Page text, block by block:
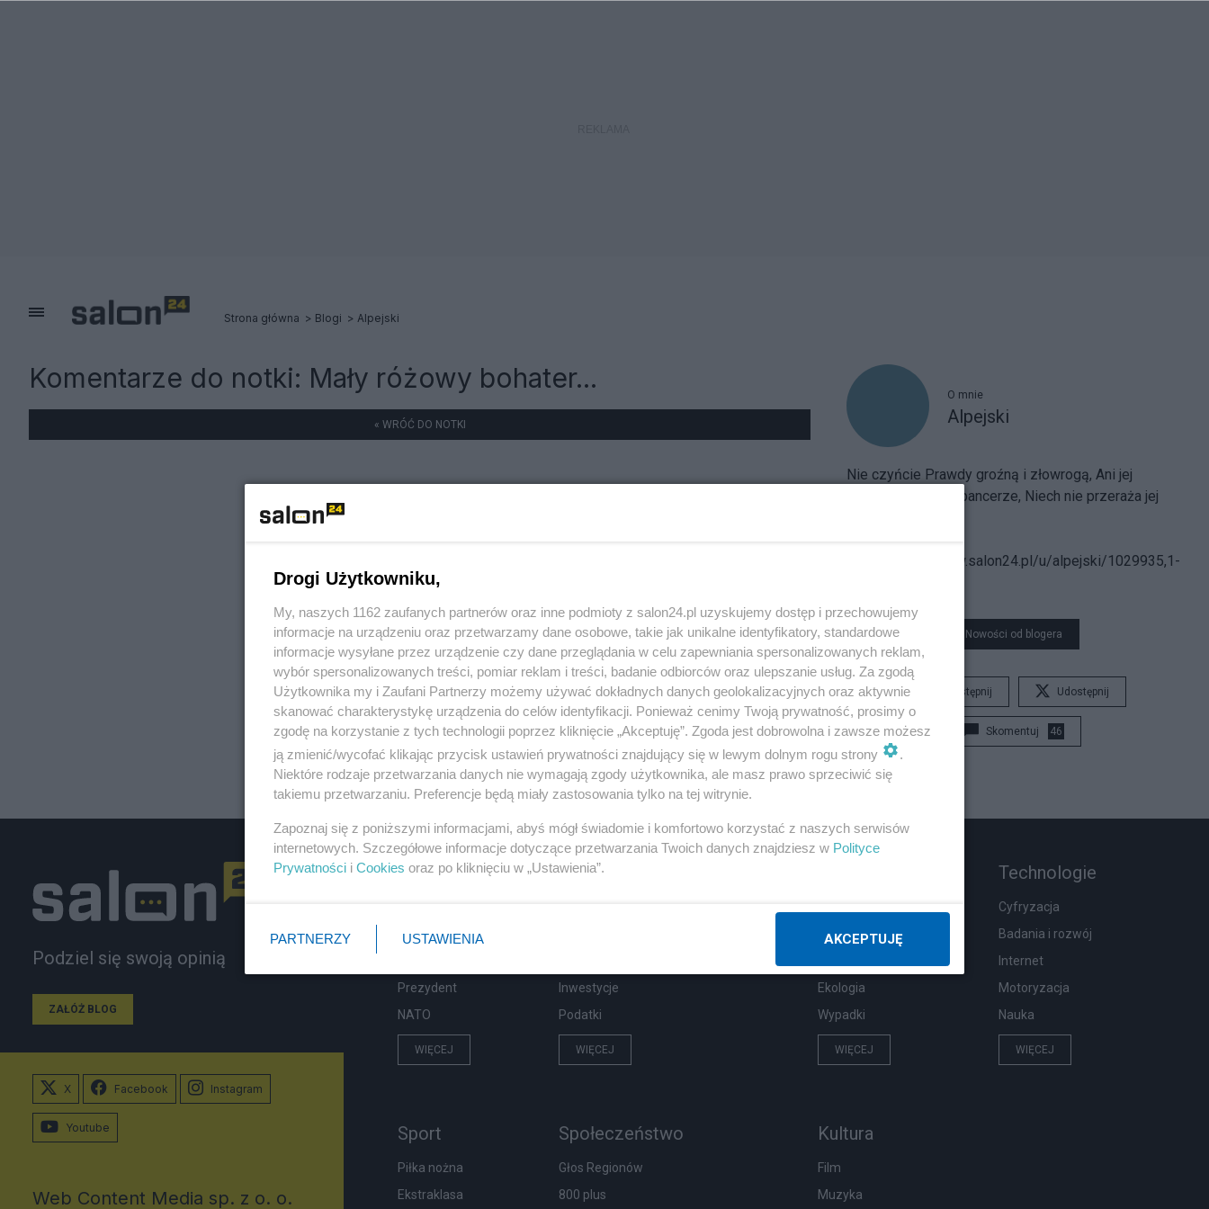
Strona główna Blogi Alpejski
Komentarze do notki: Mały różowy bohater...
« WRÓĆ DO NOTKI
O mnie
Alpejski
Nie czyńcie Prawdy groźną i złowrogą, Ani jej
strójcie w hełmy i pancerze, Niech nie przeraża jej
https://www.salon24.pl/u/alpejski/1029935,1-
Nowości od blogera
Udostępnij Udostępnij
Skomentuj 46
Podziel się swoją opinią
ZAŁÓŻ BLOG
Polityka
PiS
Prezydent
NATO
WIĘCEJ
Gospodarka
Inwestycje
Podatki
WIĘCEJ
Podróże
Ekologia
Wypadki
WIĘCEJ
Technologie
Cyfryzacja
Badania i rozwój
Internet
Motoryzacja
Nauka
WIĘCEJ
Sport
Piłka nożna
Ekstraklasa
Społeczeństwo
Głos Regionów
800 plus
Kultura
Film
Muzyka
X Facebook Instagram
Youtube
Web Content Media sp. z o. o.
Drogi Użytkowniku,
My, naszych 1162 zaufanych partnerów oraz inne podmioty z salon24.pl uzyskujemy dostęp i przechowujemy
informacje na urządzeniu oraz przetwarzamy dane osobowe, takie jak unikalne identyfikatory, standardowe
informacje wysyłane przez urządzenie czy dane przeglądania w celu zapewniania spersonalizowanych reklam,
wybór spersonalizowanych treści, pomiar reklam i treści, badanie odbiorców oraz ulepszanie usług. Za zgodą
Użytkownika my i Zaufani Partnerzy możemy używać dokładnych danych geolokalizacyjnych oraz aktywnie
skanować charakterystykę urządzenia do celów identyfikacji. Ponieważ cenimy Twoją prywatność, prosimy o
zgodę na korzystanie z tych technologii poprzez kliknięcie „Akceptuję”. Zgoda jest dobrowolna i zawsze możesz
ją zmienić/wycofać klikając przycisk ustawień prywatności znajdujący się w lewym dolnym rogu strony
.
Niektóre rodzaje przetwarzania danych nie wymagają zgody użytkownika, ale masz prawo sprzeciwić się
takiemu przetwarzaniu. Preferencje będą miały zastosowania tylko na tej witrynie.
Zapoznaj się z poniższymi informacjami, abyś mógł świadomie i komfortowo korzystać z naszych serwisów
internetowych. Szczegółowe informacje dotyczące przetwarzania Twoich danych znajdziesz w Polityce
Prywatności i Cookies oraz po kliknięciu w „Ustawienia”.
PARTNERZY USTAWIENIA AKCEPTUJĘ